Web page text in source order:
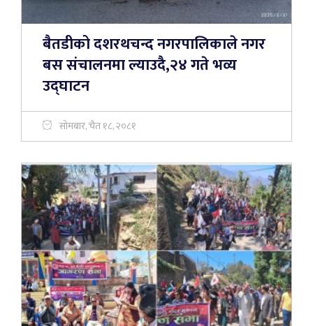
बैतडीको दशरथचन्द नगरपालिकाले नगर
बस संचालनमा ल्याउदै,२४ गते भव्य
उद्घाटन
सोमबार, चैत १८, २०८१